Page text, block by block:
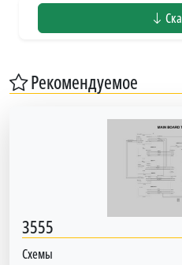
Рекомендуемое
3555
Схемы